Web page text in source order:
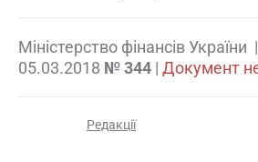
Міністерство фінансів України |
05.03.2018 № 344 | Документ
Редакції